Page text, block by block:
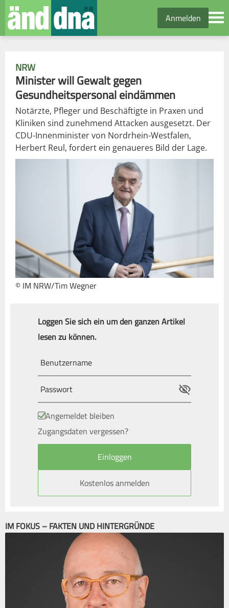
Anmelden
NRW
Minister will Gewalt gegen
Gesundheitspersonal eindämmen
Notärzte, Pfleger und Beschäftigte in Praxen und
Kliniken sind zunehmend Attacken ausgesetzt. Der
CDU-Innenminister von Nordrhein-Westfalen,
Herbert Reul, fordert ein genaueres Bild der Lage.
© IM NRW/Tim Wegner
Loggen Sie sich ein um den ganzen Artikel
lesen zu können.
Angemeldet bleiben
Zugangsdaten vergessen?
Kostenlos anmelden
IM FOKUS – FAKTEN UND HINTERGRÜNDE